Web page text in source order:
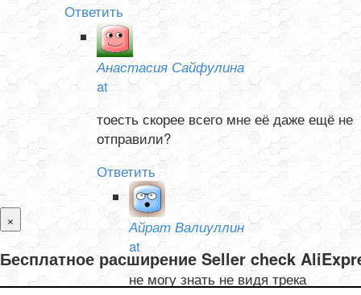
Ответить
Анастасия Сайфулина
at
тоесть скорее всего мне её даже ещё не
отправили?
Ответить
Айрат Валиуллин
at
не могу знать не видя трека
×
Бесплатное расширение Seller check